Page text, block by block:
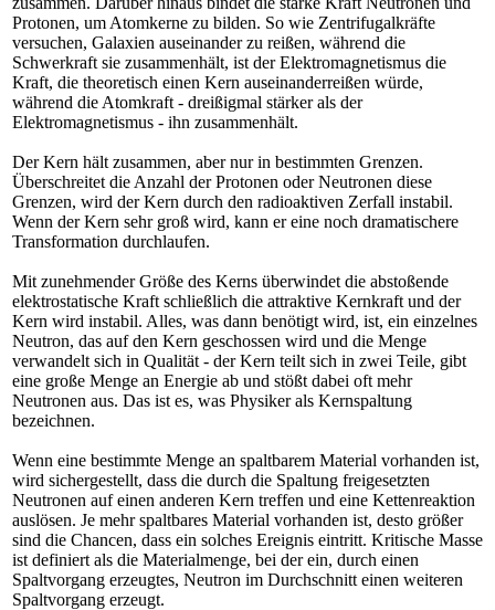
Protonen, um Atomkerne zu bilden. So wie Zentrifugalkräfte
versuchen, Galaxien auseinander zu reißen, während die
Schwerkraft sie zusammenhält, ist der Elektromagnetismus die
Kraft, die theoretisch einen Kern auseinanderreißen würde,
während die Atomkraft - dreißigmal stärker als der
Elektromagnetismus - ihn zusammenhält.
Der Kern hält zusammen, aber nur in bestimmten Grenzen.
Überschreitet die Anzahl der Protonen oder Neutronen diese
Grenzen, wird der Kern durch den radioaktiven Zerfall instabil.
Wenn der Kern sehr groß wird, kann er eine noch dramatischere
Transformation durchlaufen.
Mit zunehmender Größe des Kerns überwindet die abstoßende
elektrostatische Kraft schließlich die attraktive Kernkraft und der
Kern wird instabil. Alles, was dann benötigt wird, ist, ein einzelnes
Neutron, das auf den Kern geschossen wird und die Menge
verwandelt sich in Qualität - der Kern teilt sich in zwei Teile, gibt
eine große Menge an Energie ab und stößt dabei oft mehr
Neutronen aus. Das ist es, was Physiker als Kernspaltung
bezeichnen.
Wenn eine bestimmte Menge an spaltbarem Material vorhanden ist,
wird sichergestellt, dass die durch die Spaltung freigesetzten
Neutronen auf einen anderen Kern treffen und eine Kettenreaktion
auslösen. Je mehr spaltbares Material vorhanden ist, desto größer
sind die Chancen, dass ein solches Ereignis eintritt. Kritische Masse
ist definiert als die Materialmenge, bei der ein, durch einen
Spaltvorgang erzeugtes, Neutron im Durchschnitt einen weiteren
Spaltvorgang erzeugt.